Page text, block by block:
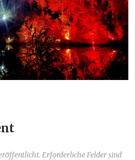
Erforderliche Felder sind